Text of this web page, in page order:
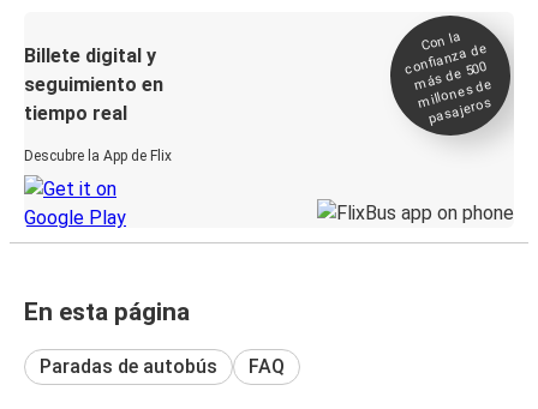
Billete digital y
seguimiento en
tiempo real
Descubre la App de Flix
Con la
confianza de
más de 500
millones de
pasajeros
En esta página
Paradas de autobús FAQ